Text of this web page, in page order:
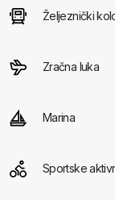
Željeznički
Zračna luka
Marina
Sportske